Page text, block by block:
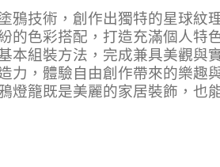
鴉技術，創作出獨特的星球紋
的色彩搭配，打造充滿個人特
本組裝方法，完成兼具美觀與
力，體驗自由創作帶來的樂趣
燈籠既是美麗的家居裝飾，也